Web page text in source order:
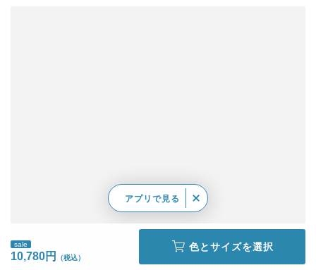
sale
10,780円
色とサイズを選択
アプリで見る